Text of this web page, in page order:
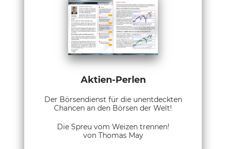
Aktien-Perlen
Der Börsendienst für die unentdeckten
Chancen an den Börsen der Welt!
Die Spreu vom Weizen trennen!
von Thomas May